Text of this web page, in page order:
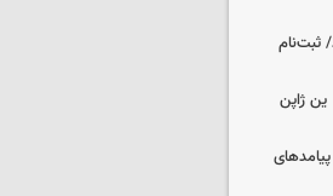
ثبت‌نام
ین ژاپن